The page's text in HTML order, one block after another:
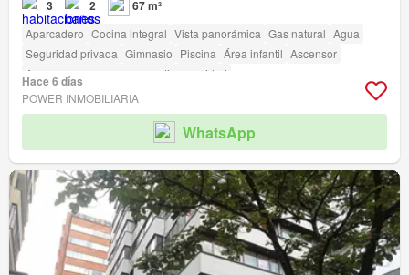
3 2 67 m²
Aparcadero Cocina integral Vista panorámica Gas natural Agua
Seguridad privada Gimnasio Piscina Área infantil Ascensor
Acceso para personas con discapacidad
Hace 6 días
POWER INMOBILIARIA
WhatsApp